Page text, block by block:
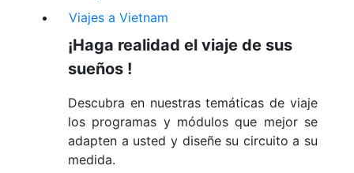
Viajes a Vietnam
¡Haga realidad el viaje de sus
sueños !
Descubra en nuestras temáticas de viaje
los programas y módulos que mejor se
adapten a usted y diseñe su circuito a su
medida.